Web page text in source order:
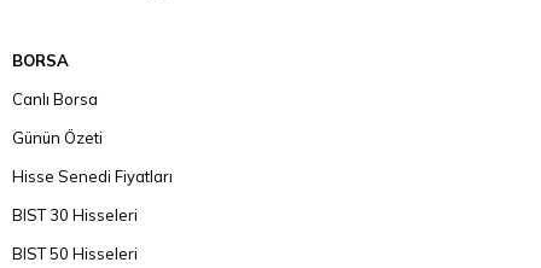
BORSA
Canlı Borsa
Günün Özeti
Hisse Senedi Fiyatları
BIST 30 Hisseleri
BIST 50 Hisseleri